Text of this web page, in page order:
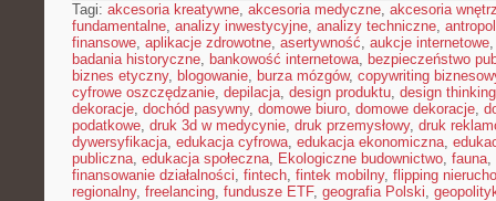
Tagi: akcesoria kreatywne, akcesoria medyczne, akcesoria
fundamentalne, analizy inwestycyjne, analizy techniczne,
finansowe, aplikacje zdrowotne, asertywność, aukcje internetowe
badania historyczne, bankowość internetowa, bezpieczeństwo
biznes etyczny, blogowanie, burza mózgów, copywriting
cyfrowe oszczędzanie, depilacja, design produktu, design thinking
dekoracje, dochód pasywny, domowe biuro, domowe dekoracje,
podatkowe, druk 3d w medycynie, druk przemysłowy, druk
dywersyfikacja, edukacja cyfrowa, edukacja ekonomiczna,
publiczna, edukacja społeczna, Ekologiczne budownictwo, fauna,
finansowanie działalności, fintech, fintek mobilny, flipping
regionalny, freelancing, fundusze ETF, geografia Polski,